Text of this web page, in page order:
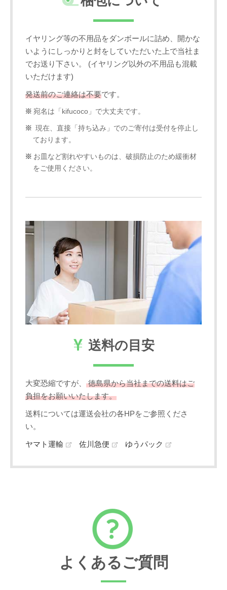
イヤリング等の不用品をダンボールに詰め、開かな
いようにしっかりと封をしていただいた上で当社ま
でお送り下さい。 (イヤリング以外の不用品も混載
いただけます)
発送前のご連絡は不要です。
宛名は「kifucoco」で大丈夫です。
現在、直接「持ち込み」でのご寄付は受付を停止し
ております。
お皿など割れやすいものは、破損防止のため緩衝材
をご使用ください。
送料の目安
大変恐縮ですが、 徳島県から当社までの送料はご
負担をお願いいたします。
送料については運送会社の各HPをご参照くださ
い。
ヤマト運輸 佐川急便 ゆうパック
よくあるご質問